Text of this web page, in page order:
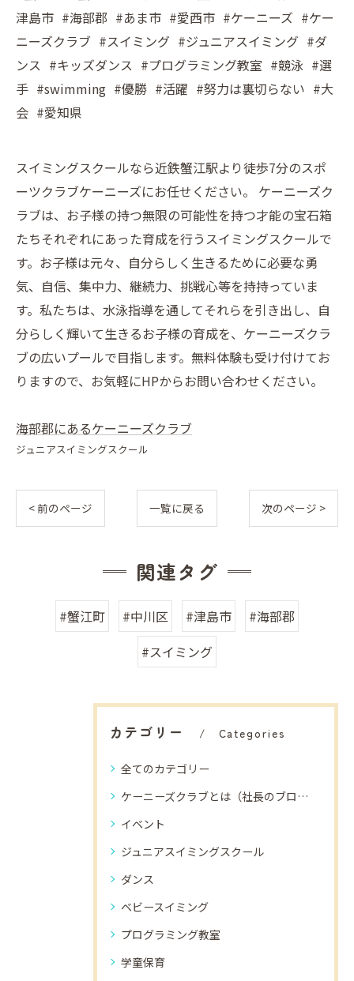
津島市 #海部郡 #あま市 #愛西市 #ケーニーズ #ケー
ニーズクラブ #スイミング #ジュニアスイミング #ダ
ンス #キッズダンス #プログラミング教室 #競泳 #選
手 #swimming #優勝 #活躍 #努力は裏切らない #大
会 #愛知県
スイミングスクールなら近鉄蟹江駅より徒歩7分のスポ
ーツクラブケーニーズにお任せください。 ケーニーズク
ラブは、お子様の持つ無限の可能性を持つ才能の宝石箱
たちそれぞれにあった育成を行うスイミングスクールで
す。お子様は元々、自分らしく生きるために必要な勇
気、自信、集中力、継続力、挑戦心等を持持っていま
す。私たちは、水泳指導を通してそれらを引き出し、自
分らしく輝いて生きるお子様の育成を、ケーニーズクラ
ブの広いプールで目指します。無料体験も受け付けてお
りますので、お気軽にHPからお問い合わせください。
海部郡にあるケーニーズクラブ
ジュニアスイミングスクール
< 前のページ 一覧に戻る 次のページ >
関連タグ
#蟹江町 #中川区 #津島市
#海部郡
#スイミング
カテゴリー Categories
全てのカテゴリー
ケーニーズクラブとは（社長のブログ）
イベント
ジュニアスイミングスクール
ダンス
ベビースイミング
プログラミング教室
学童保育